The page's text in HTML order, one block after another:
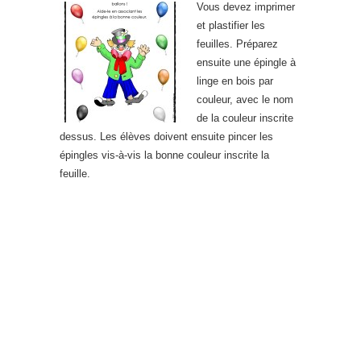
Vous devez imprimer
et plastifier les
feuilles. Préparez
ensuite une épingle à
linge en bois par
couleur, avec le nom
de la couleur inscrite
dessus. Les élèves doivent ensuite pincer les
épingles vis-à-vis la bonne couleur inscrite la
feuille.